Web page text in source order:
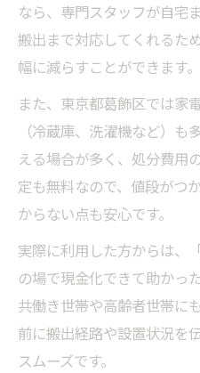
なら、専門スタッフが自宅
搬出まで対応してくれるた
幅に減らすことができます。
また、東京都葛飾区では家
（冷蔵庫、洗濯機など）
える場合が多く、処分費用
定も無料なので、値段がつ
からない点も安心です。
実際に利用した方からは、
の場で現金化できて助かっ
共働き世帯や高齢者世帯に
前に搬出経路や設置状況を
スムーズです。